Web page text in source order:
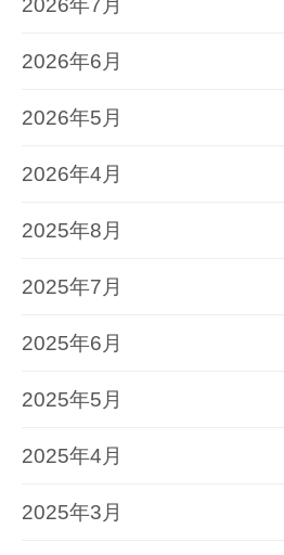
2026年7月
2026年6月
2026年5月
2026年4月
2025年8月
2025年7月
2025年6月
2025年5月
2025年4月
2025年3月